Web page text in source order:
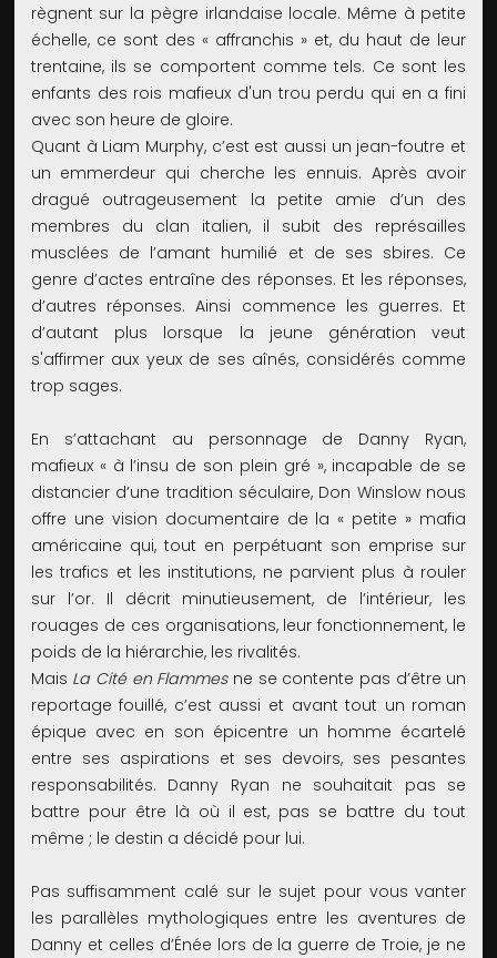
règnent sur la pègre irlandaise locale. Même à petite
échelle, ce sont des « affranchis » et, du haut de leur
trentaine, ils se comportent comme tels. Ce sont les
enfants des rois mafieux d'un trou perdu qui en a fini
avec son heure de gloire.
Quant à Liam Murphy, c’est est aussi un jean-foutre et
un emmerdeur qui cherche les ennuis. Après avoir
dragué outrageusement la petite amie d’un des
membres du clan italien, il subit des représailles
musclées de l’amant humilié et de ses sbires. Ce
genre d’actes entraîne des réponses. Et les réponses,
d’autres réponses. Ainsi commence les guerres. Et
d’autant plus lorsque la jeune génération veut
s'affirmer aux yeux de ses aînés, considérés comme
trop sages.
En s’attachant au personnage de Danny Ryan,
mafieux « à l’insu de son plein gré », incapable de se
distancier d’une tradition séculaire, Don Winslow nous
offre une vision documentaire de la « petite » mafia
américaine qui, tout en perpétuant son emprise sur
les trafics et les institutions, ne parvient plus à rouler
sur l’or. Il décrit minutieusement, de l’intérieur, les
rouages de ces organisations, leur fonctionnement, le
poids de la hiérarchie, les rivalités.
Mais La Cité en Flammesne se contente pas d’être un
reportage fouillé, c’est aussi et avant tout un roman
épique avec en son épicentre un homme écartelé
entre ses aspirations et ses devoirs, ses pesantes
responsabilités. Danny Ryan ne souhaitait pas se
battre pour être là où il est, pas se battre du tout
même ; le destin a décidé pour lui.
Pas suffisamment calé sur le sujet pour vous vanter
les parallèles mythologiques entre les aventures de
Danny et celles d’Énée lors de la guerre de Troie, je ne